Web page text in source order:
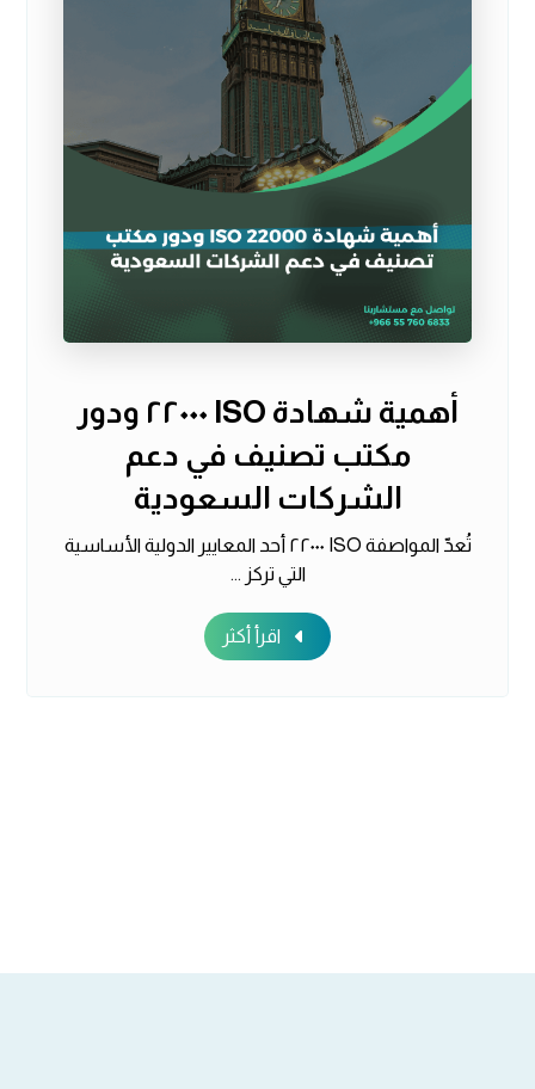
أهمية شهادة ISO ٢٢٠٠٠ ودور
مكتب تصنيف في دعم
الشركات السعودية
تُعدّ المواصفة ISO ٢٢٠٠٠ أحد المعايير الدولية الأساسية
التي تركز ...
اقرأ أكثر